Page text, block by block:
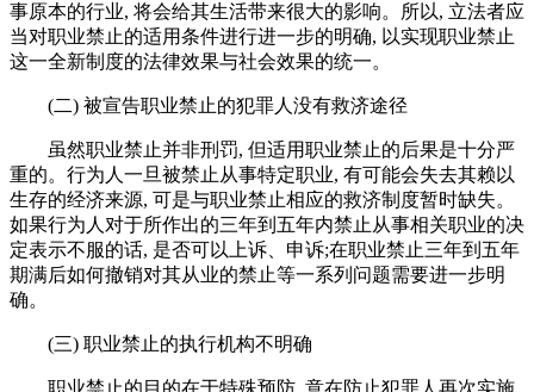
事原本的行业, 将会给其生活带来很大的影响。所以, 立法者应
当对职业禁止的适用条件进行进一步的明确, 以实现职业禁止
这一全新制度的法律效果与社会效果的统一。
(二) 被宣告职业禁止的犯罪人没有救济途径
虽然职业禁止并非刑罚, 但适用职业禁止的后果是十分严
重的。行为人一旦被禁止从事特定职业, 有可能会失去其赖以
生存的经济来源, 可是与职业禁止相应的救济制度暂时缺失。
如果行为人对于所作出的三年到五年内禁止从事相关职业的决
定表示不服的话, 是否可以上诉、申诉;在职业禁止三年到五年
期满后如何撤销对其从业的禁止等一系列问题需要进一步明
确。
(三) 职业禁止的执行机构不明确
职业禁止的目的在于特殊预防, 意在防止犯罪人再次实施